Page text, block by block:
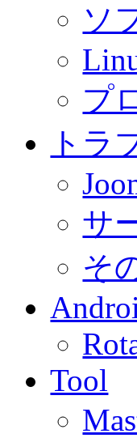
ソ
プ
トラ
サ
そ
Tool